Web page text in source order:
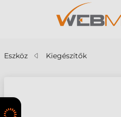
Eszköz Kiegészítők